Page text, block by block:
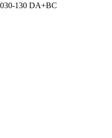
130 DA+BC